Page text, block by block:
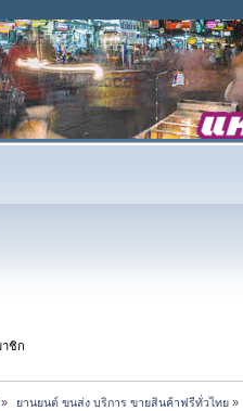
ชิก
» ยานยนต์ ขนส่ง บริการ ขายสินค้าฟรีทั่วไทย»